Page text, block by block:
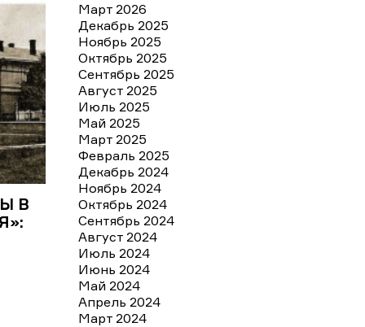
В
Март 2026
Декабрь 2025
Ноябрь 2025
Октябрь 2025
Сентябрь 2025
Август 2025
Июль 2025
Май 2025
Март 2025
Февраль 2025
Декабрь 2024
Ноябрь 2024
Октябрь 2024
Сентябрь 2024
Август 2024
Июль 2024
Июнь 2024
Май 2024
Апрель 2024
Март 2024